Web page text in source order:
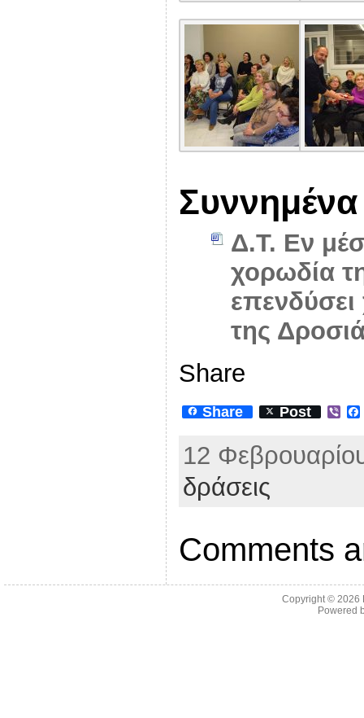
Συννημένα
Δ.Τ. Εν
χορωδία
της
Share
Share Post
V
e
r
12
δράσεις
Comments
Copyright © 2026
Powered